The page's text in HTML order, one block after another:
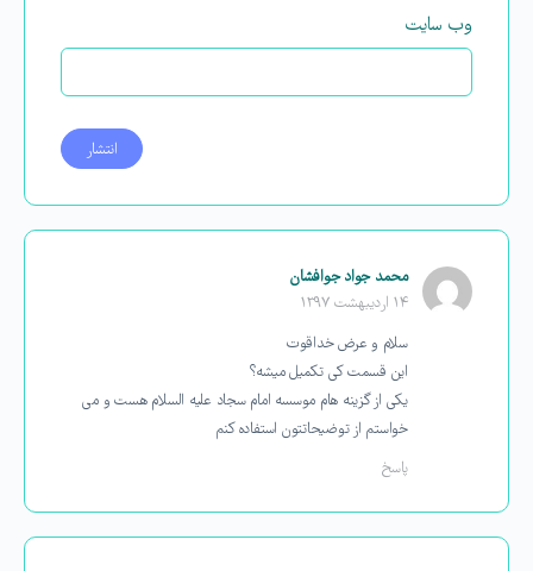
وب‌ سایت
محمد جواد جوافشان
۱۴ اردیبهشت ۱۳۹۷
سلام و عرض خداقوت
این قسمت کی تکمیل میشه؟
یکی از گزینه هام موسسه امام سجاد علیه السلام هست و می
خواستم از توضیحاتتون استفاده کنم
پاسخ